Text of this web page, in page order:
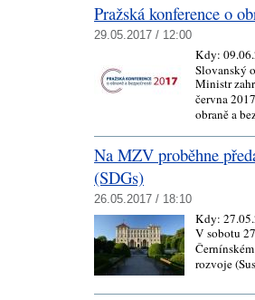
Pražská konference o
29.05.2017 / 12:00
Kdy:
Slovanský
Ministr
června
obraně a
Na MZV proběhne
(SDGs)
26.05.2017 / 18:10
Kdy:
V sobotu
rozvoje